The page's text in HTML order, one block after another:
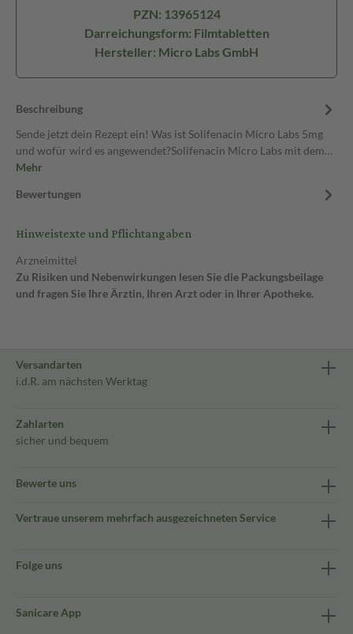
PZN: 13965124
Darreichungsform: Filmtabletten
Hersteller: Micro Labs GmbH
Beschreibung
Sende jetzt dein Rezept ein! Was ist Solifenacin Micro Labs 5mg
und wofür wird es angewendet?Solifenacin Micro Labs mit dem…
Mehr
Bewertungen
Hinweistexte und Pflichtangaben
Arzneimittel
Zu Risiken und Nebenwirkungen lesen Sie die Packungsbeilage
und fragen Sie Ihre Ärztin, Ihren Arzt oder in Ihrer Apotheke.
Versandarten
i.d.R. am nächsten Werktag
Zahlarten
sicher und bequem
Bewerte uns
Vertraue unserem mehrfach ausgezeichneten Service
Folge uns
Sanicare App